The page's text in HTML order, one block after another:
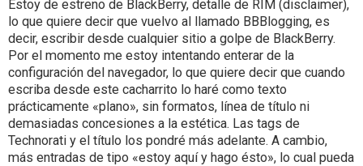
Estoy de estreno de BlackBerry, detalle de RIM (disclaimer),
lo que quiere decir que vuelvo al llamado BBBlogging, es
decir, escribir desde cualquier sitio a golpe de BlackBerry.
Por el momento me estoy intentando enterar de la
configuración del navegador, lo que quiere decir que cuando
escriba desde este cacharrito lo haré como texto
prácticamente «plano», sin formatos, línea de título ni
demasiadas concesiones a la estética. Las tags de
Technorati y el título los pondré más adelante. A cambio,
más entradas de tipo «estoy aquí y hago ésto», lo cual pueda